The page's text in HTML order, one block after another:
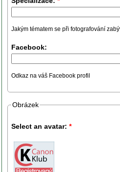
Jakým tématem se při fotografování
Facebook:
Odkaz na váš Facebook profil
Obrázek
Select an avatar: *